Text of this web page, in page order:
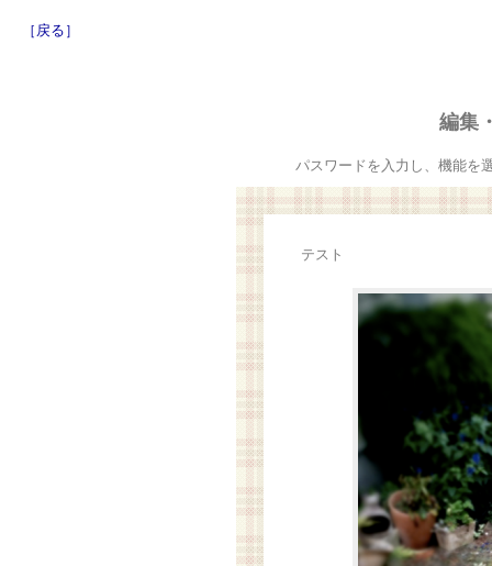
［戻る］
編集
パスワードを入力し、機能を
テスト